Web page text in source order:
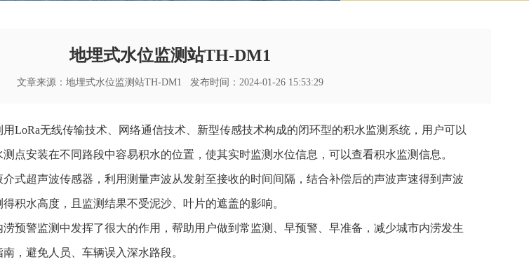
地埋式水位监测站TH-DM1
文章来源：地埋式水位监测站TH-DM1 发布时间：2024-01-26 15:53:29
LoRa无线传输技术、网络通信技术、新型传感技术构成的闭环型的积水监测系统，用户可以
点安装在不同路段中容易积水的位置，使其实时监测水位信息，可以查看积水监测信息。
式超声波传感器，利用测量声波从发射至接收的时间间隔，结合补偿后的声波声速得到声波
积水高度，且监测结果不受泥沙、叶片的遮盖的影响。
预警监测中发挥了很大的作用，帮助用户做到常监测、早预警、早准备，减少城市内涝发生
，避免人员、车辆误入深水路段。